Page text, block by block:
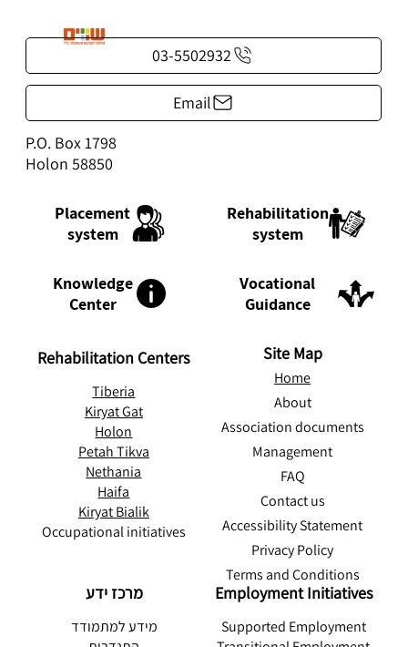
Placement
system
Vocational
Guidance
Knowledge
Center
Rehabilitation
system
Employment Initiatives
Supported Employment
Rehabilitation Centers
Tiberia
Kiryat Gat
Holon
Petah Tikva
Nethania
Haifa
Kiryat Bialik
Occupational initiatives
מרכז ידע
מידע למתמודד
03-5502932
Email
P.O. Box 1798
Holon 58850
Site Map
Home
About
Association documents
Management
FAQ
Contact us
Accessibility Statement
Privacy Policy
Terms and Conditions